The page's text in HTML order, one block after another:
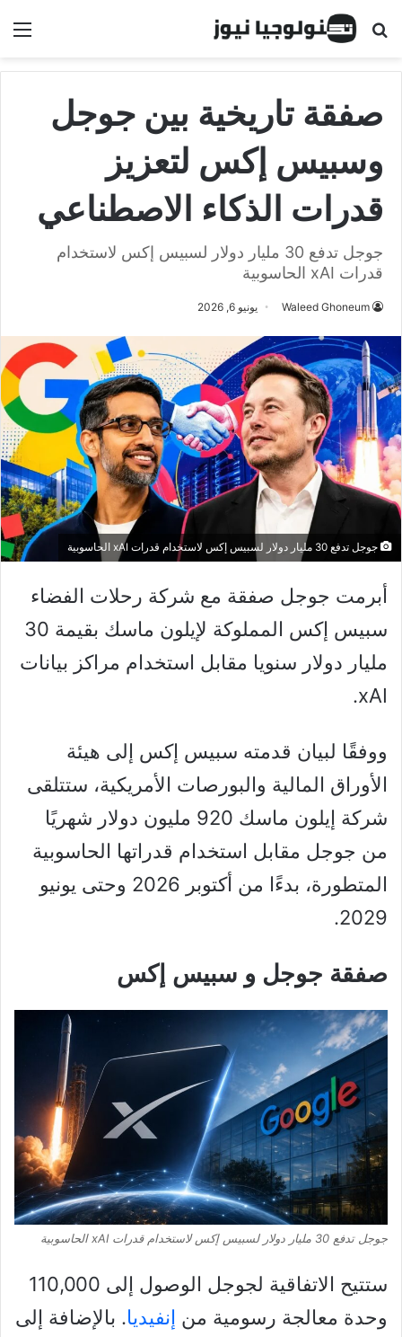
البحث عن
صفقة تاريخية بين جوجل
وسبيس إكس لتعزيز
قدرات الذكاء الاصطناعي
جوجل تدفع 30 مليار دولار لسبيس إكس لاستخدام
قدرات xAI الحاسوبية
Waleed Ghoneum يونيو 6, 2026
جوجل تدفع 30 مليار دولار لسبيس إكس لاستخدام قدرات xAI الحاسوبية
أبرمت جوجل صفقة مع شركة رحلات الفضاء
سبيس إكس المملوكة لإيلون ماسك بقيمة 30
مليار دولار سنويا مقابل استخدام مراكز بيانات
xAI.
ووفقًا لبيان قدمته سبيس إكس إلى هيئة
الأوراق المالية والبورصات الأمريكية، ستتلقى
شركة إيلون ماسك 920 مليون دولار شهريًا
من جوجل مقابل استخدام قدراتها الحاسوبية
المتطورة، بدءًا من أكتوبر 2026 وحتى يونيو
2029.
صفقة جوجل و سبيس إكس
جوجل تدفع 30 مليار دولار لسبيس إكس لاستخدام قدرات xAI الحاسوبية
ستتيح الاتفاقية لجوجل الوصول إلى 110,000
وحدة معالجة رسومية من إنفيديا. بالإضافة إلى